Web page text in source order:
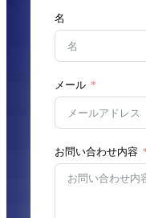
名
メール
お問い合わせ内容